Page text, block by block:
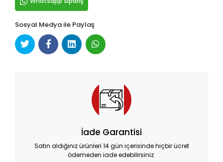
Sosyal Medya ile Paylaş
İade Garantisi
Satın aldığınız ürünleri 14 gün içerisinde hiçbir ücret
ödemeden iade edebilirsiniz.